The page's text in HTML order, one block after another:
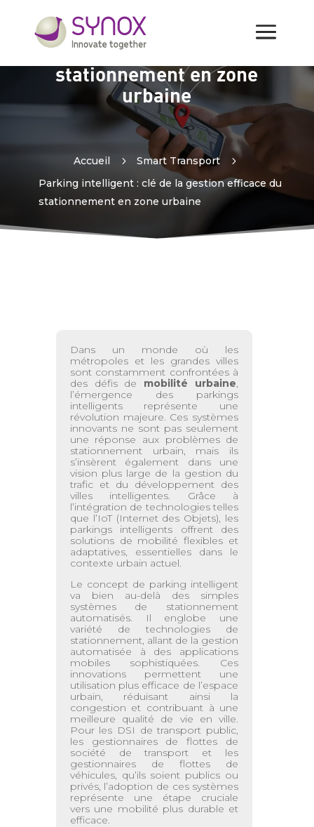
Parking intelligent : clé de
la gestion efficace du
stationnement en zone
urbaine
Accueil 5 Smart Transport
5
Parking intelligent : clé de la gestion efficace du
stationnement en zone urbaine
Dans un monde où les
métropoles et les grandes villes
sont constamment confrontées à
des défis de mobilité urbaine,
l’émergence des parkings
intelligents représente une
révolution majeure. Ces systèmes
innovants ne sont pas seulement
une réponse aux problèmes de
stationnement urbain, mais ils
s’insèrent également dans une
vision plus large de la gestion du
trafic et du développement des
villes intelligentes. Grâce à
l’intégration de technologies telles
que l’IoT (Internet des Objets), les
parkings intelligents offrent des
solutions de mobilité flexibles et
adaptatives, essentielles dans le
contexte urbain actuel.
Le concept de parking intelligent
va bien au-delà des simples
systèmes de stationnement
automatisés. Il englobe une
variété de technologies de
stationnement, allant de la gestion
automatisée à des applications
mobiles sophistiquées. Ces
innovations permettent une
utilisation plus efficace de l’espace
urbain, réduisant ainsi la
congestion et contribuant à une
meilleure qualité de vie en ville.
Pour les DSI de transport public,
les gestionnaires de flottes de
société de transport et les
gestionnaires de flottes de
véhicules, qu’ils soient publics ou
privés, l’adoption de ces systèmes
représente une étape cruciale
vers une mobilité plus durable et
efficace.